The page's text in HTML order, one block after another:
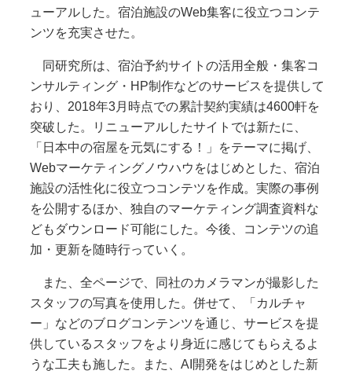
ューアルした。宿泊施設のWeb集客に役立つコンテ
ンツを充実させた。
同研究所は、宿泊予約サイトの活用全般・集客コ
ンサルティング・HP制作などのサービスを提供して
おり、2018年3月時点での累計契約実績は4600軒を
突破した。リニューアルしたサイトでは新たに、
「日本中の宿屋を元気にする！」をテーマに掲げ、
Webマーケティングノウハウをはじめとした、宿泊
施設の活性化に役立つコンテツを作成。実際の事例
を公開するほか、独自のマーケティング調査資料な
どもダウンロード可能にした。今後、コンテツの追
加・更新を随時行っていく。
また、全ページで、同社のカメラマンが撮影した
スタッフの写真を使用した。併せて、「カルチャ
ー」などのブログコンテンツを通じ、サービスを提
供しているスタッフをより身近に感じてもらえるよ
うな工夫も施した。また、AI開発をはじめとした新